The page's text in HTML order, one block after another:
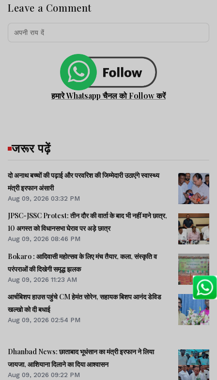
Leave a Comment
हमारे Whatsapp चैनल को Follow करें
जरूर पढ़ें
दो अनाथ बच्चों की पढ़ाई और परवरिश की जिम्मेदारी उठाएंगे स्वास्थ्य
मंत्री इरफान अंसारी
Aug 09, 2026 03:32 PM
JPSC-JSSC Protest: तीन दौर की वार्ता के बाद भी नहीं माने छात्र,
10 अगस्त को विधानसभा घेराव पर अड़े छात्र
Aug 09, 2026 08:46 PM
Bokaro : आदिवासी महोत्सव के लिए मंच तैयार, कला, संस्कृति व
परंपराओं की दिखेगी समृद्ध झलक
Aug 09, 2026 11:23 AM
आर्चबिशप हाउस पहुंचे CM हेमंत सोरेन, सहायक बिशप आनंद डेविड
खल्खो को दी बधाई
Aug 09, 2026 02:54 PM
Dhanbad News: छाताबाद भूधंसान का मंत्री इरफान ने लिया
जायजा, आशियाना दिलाने का दिया आश्वासन
Aug 09, 2026 09:22 PM